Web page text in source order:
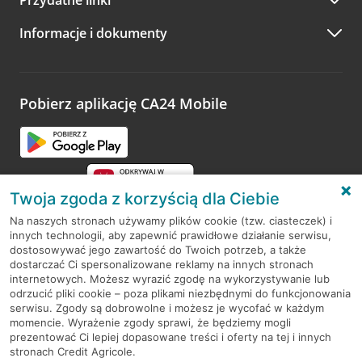
A po wizycie…
Zachęcamy do podzielenia się z nami opinią o wizycie.
opinie.
Informacje i dokumenty
Pobierz aplikację CA24 Mobile
RODO
Regulamin serwisu
Mapa serwisu
PolitykaCookies
Twoja zgoda z korzyścią dla Ciebie
Na naszych stronach używamy plików cookie (tzw. ciasteczek) i
innych technologii, aby zapewnić prawidłowe działanie serwisu,
dostosowywać jego zawartość do Twoich potrzeb, a także
dostarczać Ci spersonalizowane reklamy na innych stronach
internetowych. Możesz wyrazić zgodę na wykorzystywanie lub
odrzucić pliki cookie – poza plikami niezbędnymi do funkcjonowania
serwisu. Zgody są dobrowolne i możesz je wycofać w każdym
momencie. Wyrażenie zgody sprawi, że będziemy mogli
prezentować Ci lepiej dopasowane treści i oferty na tej i innych
stronach Credit Agricole.